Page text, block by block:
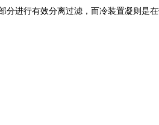
进行有效分离过滤，而冷装置凝则是